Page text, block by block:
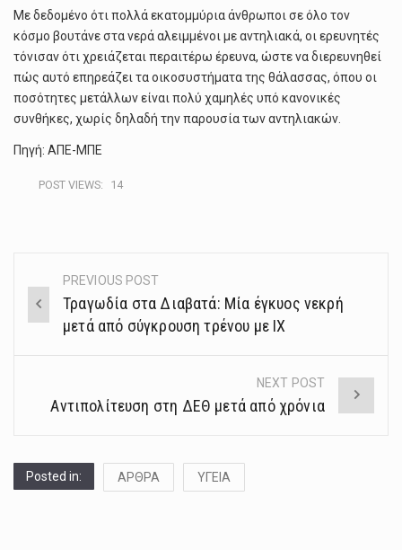
Με δεδομένο ότι πολλά εκατομμύρια άνθρωποι σε όλο τον
κόσμο βουτάνε στα νερά αλειμμένοι με αντηλιακά, οι ερευνητές
τόνισαν ότι χρειάζεται περαιτέρω έρευνα, ώστε να διερευνηθεί
πώς αυτό επηρεάζει τα οικοσυστήματα της θάλασσας, όπου οι
ποσότητες μετάλλων είναι πολύ χαμηλές υπό κανονικές
συνθήκες, χωρίς δηλαδή την παρουσία των αντηλιακών.
Πηγή: ΑΠΕ-ΜΠΕ
POST VIEWS: 14
Post
navigation
PREVIOUS POST
Τραγωδία στα Διαβατά: Μία έγκυος νεκρή
μετά από σύγκρουση τρένου με ΙΧ
NEXT POST
Αντιπολίτευση στη ΔΕΘ μετά από χρόνια
Posted in: ΑΡΘΡΑ ΥΓΕΙΑ